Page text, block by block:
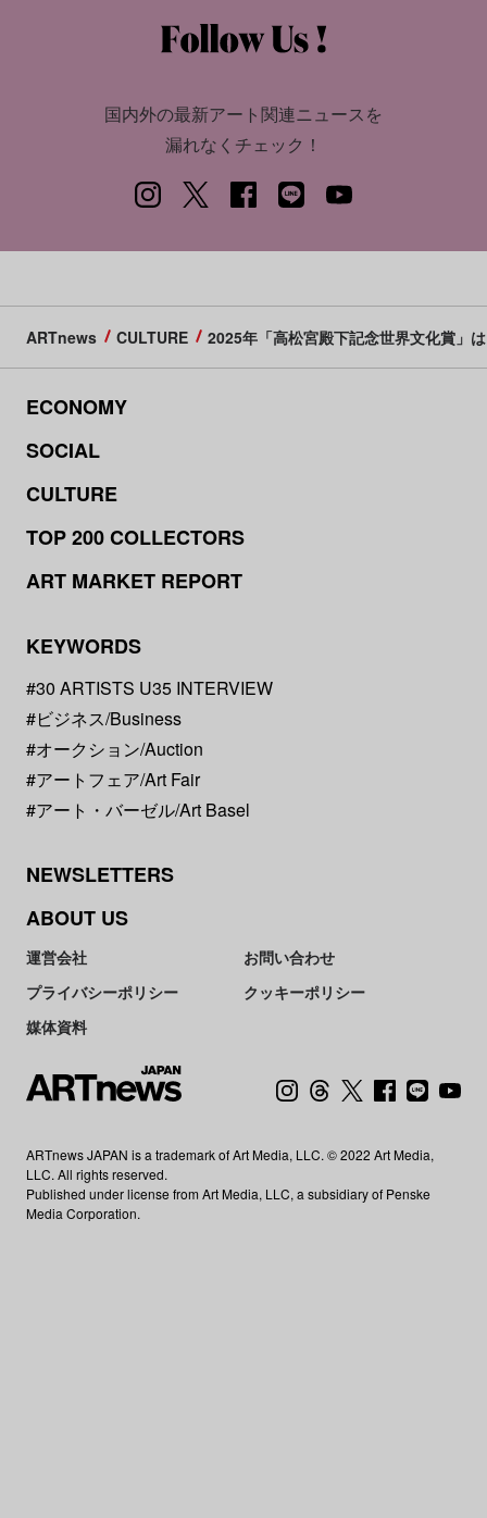
国内外の最新アート関連ニュースを
漏れなくチェック！
ARTnews CULTURE 2025年「高松宮殿下記念世界文化賞」
ECONOMY
SOCIAL
CULTURE
TOP 200 COLLECTORS
ART MARKET REPORT
KEYWORDS
#30 ARTISTS U35 INTERVIEW
#ビジネス/Business
#オークション/Auction
#アートフェア/Art Fair
#アート・バーゼル/Art Basel
NEWSLETTERS
ABOUT US
運営会社
お問い合わせ
プライバシーポリシー
クッキーポリシー
媒体資料
ARTnews JAPAN is a trademark of Art Media, LLC. © 2022 Art Media,
LLC. All rights reserved.
Published under license from Art Media, LLC, a subsidiary of Penske
Media Corporation.